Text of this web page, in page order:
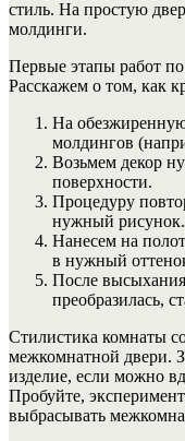
стиль. На простую
молдинги.
Первые этапы работ
Расскажем о том, как
На
молдингов
Возьмем декор
поверхности.
Процедуру
нужный рисунок.
Нанесем на
в нужный
После
преобразилась,
Стилистика комнаты
межкомнатной двери.
изделие, если можно
Пробуйте,
выбрасывать